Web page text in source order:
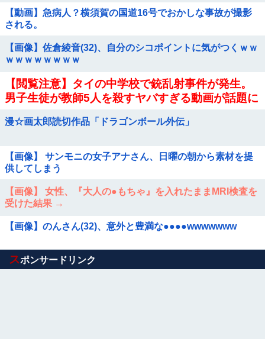
【動画】急病人？横須賀の国道16号でおかしな事故が撮影
される。
【画像】佐倉綾音(32)、自分のシコポイントに気がつくｗｗ
ｗｗｗｗｗｗｗｗ
【閲覧注意】タイの中学校で銃乱射事件が発生。
男子生徒が教師5人を殺すヤバすぎる動画が話題に
漫☆画太郎読切作品「ドラゴンボール外伝」
【画像】 サンモニの女子アナさん、日曜の朝から素材を提
供してしまう
【画像】 女性、『大人の●もちゃ』を入れたままMRI検査を
受けた結果 →
【画像】のんさん(32)、意外と豊満な●●●●wwwwwww
Powered by livedoor 相互RSS
スポンサードリンク